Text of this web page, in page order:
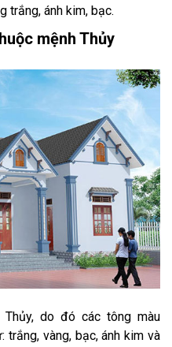
trắng, ánh kim, bạc.
mệnh Thủy
Thủy, do đó các tông màu
trắng, vàng, bạc, ánh kim và